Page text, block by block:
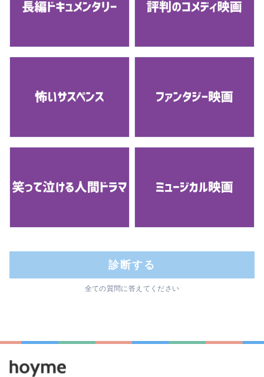
診断する
全ての質問に答えてください